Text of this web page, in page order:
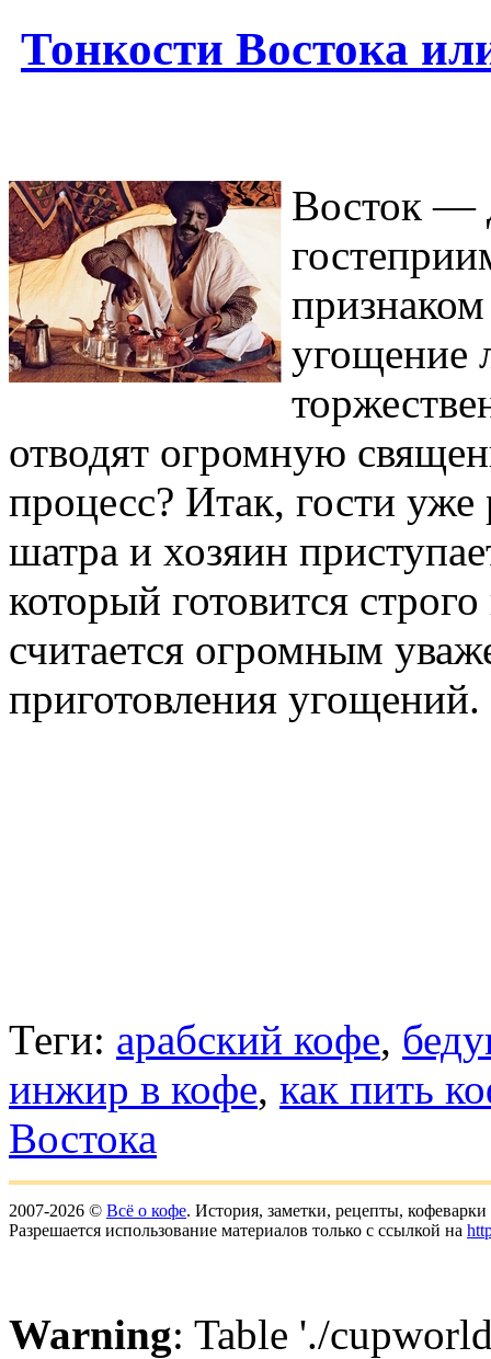
Тонкости Востока
Восток —
признаком
угощение
отводят огромную
процесс? Итак, гости
шатра и хозяин
который готовится
считается огромным
приготовления угощений.
Теги: арабский кофе,
инжир в кофе, как пить
Востока
2007-2026 © Всё о кофе. История, заметки, рецепты,
Разрешается использование материалов только с ссылкой на
Warning: Table './